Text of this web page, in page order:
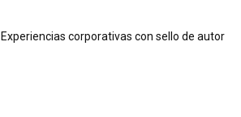
Experiencias corporativas con sello de autor